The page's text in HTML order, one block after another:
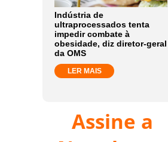
Indústria de
ultraprocessados tenta
impedir combate à
obesidade, diz diretor-geral
da OMS
LER MAIS
Assine a